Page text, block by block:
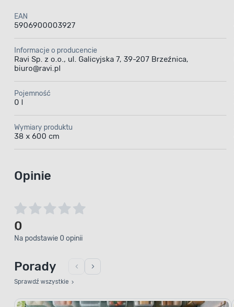
EAN
5906900003927
Informacje o producencie
Ravi Sp. z o.o., ul. Galicyjska 7, 39-207 Brzeźnica,
biuro@ravi.pl
Pojemność
0 l
Wymiary produktu
38 x 600 cm
Opinie
0
Na podstawie 0 opinii
Porady
Sprawdź wszystkie